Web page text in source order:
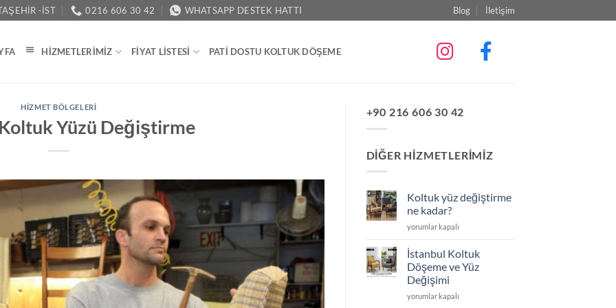
-İST 0216 606 30 42 WHATSAPP DESTEK HATTI Blog İletişim
HIZMETLERIMIZ FIYAT LISTESI PATI DOSTU KOLTUK DÖŞEME
HIZMET BÖLGELERI
Yüzü Değiştirme
+90 216 606 30 42
DIĞER HIZMETLERIMIZ
Koltuk yüz değiştirme
ne kadar?
Koltuk
değiştirme
kadar?
için
yorumlar kapalı
İstanbul Koltuk
Döşeme ve Yüz
Değişimi
İstanbul
yorumlar kapalı